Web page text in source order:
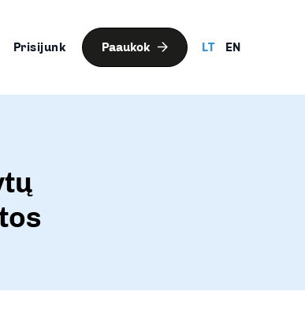
Prisijunk Paaukok LT EN